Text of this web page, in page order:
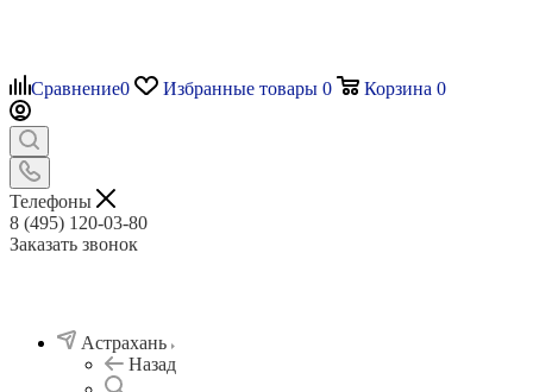
Сравнение0 Избранные товары 0 Корзина 0
Телефоны
8 (495) 120-03-80
Заказать звонок
Астрахань
Назад